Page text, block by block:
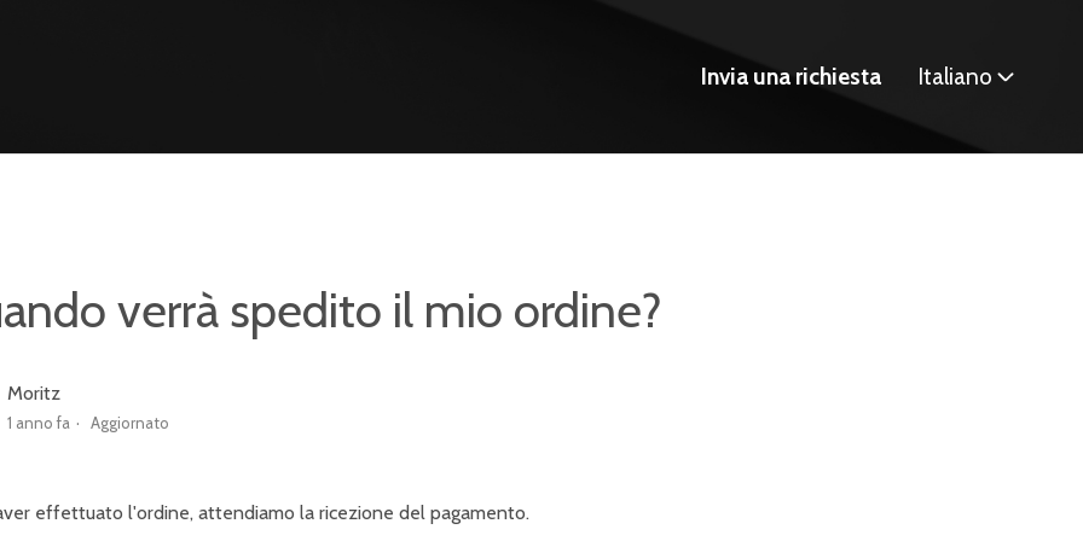
Invia una richiesta Italiano
verrà spedito il mio ordine?
Moritz
1 anno fa Aggiornato
effettuato l'ordine, attendiamo la ricezione del pagamento.